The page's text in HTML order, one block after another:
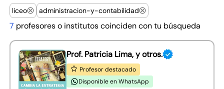
liceo administracion-y-contabilidad
7 profesores o institutos coinciden con tu búsqueda
Prof. Patricia Lima, y otros.
Profesor destacado
Disponible en WhatsApp